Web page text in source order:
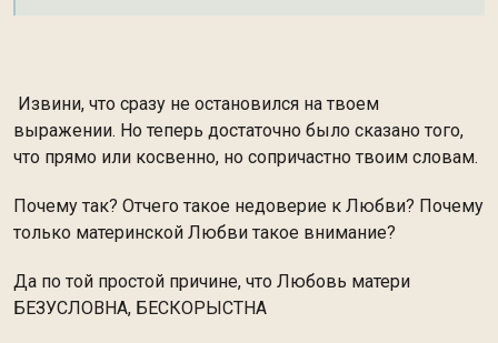
Извини, что сразу не остановился на твоем
выражении. Но теперь достаточно было сказано того,
что прямо или косвенно, но сопричастно твоим словам.
Почему так? Отчего такое недоверие к Любви? Почему
только материнской Любви такое внимание?
Да по той простой причине, что Любовь матери
БЕЗУСЛОВНА, БЕСКОРЫСТНА